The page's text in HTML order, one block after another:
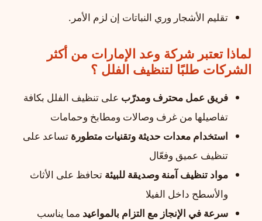
تقليم الأشجار وري النباتات إن لزم الأمر.
لماذا تعتبر شركة وعد الإمارات من أكثر
الشركات طلبًا لتنظيف الفلل ؟
فريق عمل محترف ومدرّب على تنظيف الفلل بكافة
تفاصيلها من غرف وصالات ومطابخ وحمامات
استخدام معدات حديثة وتقنيات متطورة تساعد على
تنظيف عميق وفعّال
مواد تنظيف آمنة وصديقة للبيئة تحافظ على الأثاث
والأسطح داخل الفيلا
سرعة في الإنجاز مع التزام بالمواعيد مما يناسب